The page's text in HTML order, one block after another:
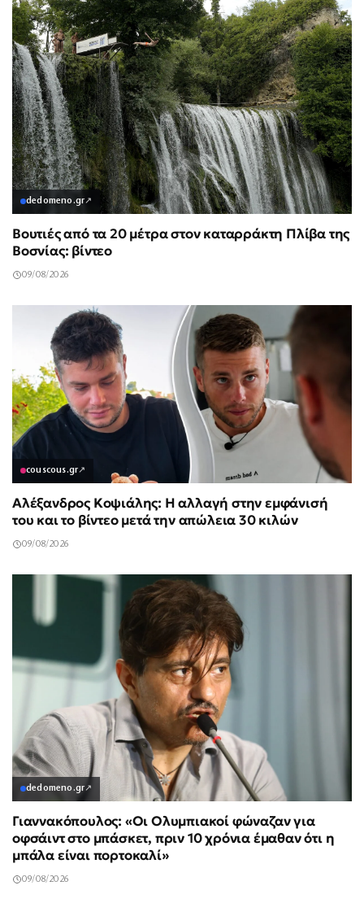
dedomeno.gr↗
Βουτιές από τα 20 μέτρα στον καταρράκτη Πλίβα της
Βοσνίας: βίντεο
09/08/2026
couscous.gr↗
Αλέξανδρος Κοψιάλης: Η αλλαγή στην εμφάνισή
του και το βίντεο μετά την απώλεια 30 κιλών
09/08/2026
dedomeno.gr↗
Γιαννακόπουλος: «Οι Ολυμπιακοί φώναζαν για
οφσάιντ στο μπάσκετ, πριν 10 χρόνια έμαθαν ότι η
μπάλα είναι πορτοκαλί»
09/08/2026